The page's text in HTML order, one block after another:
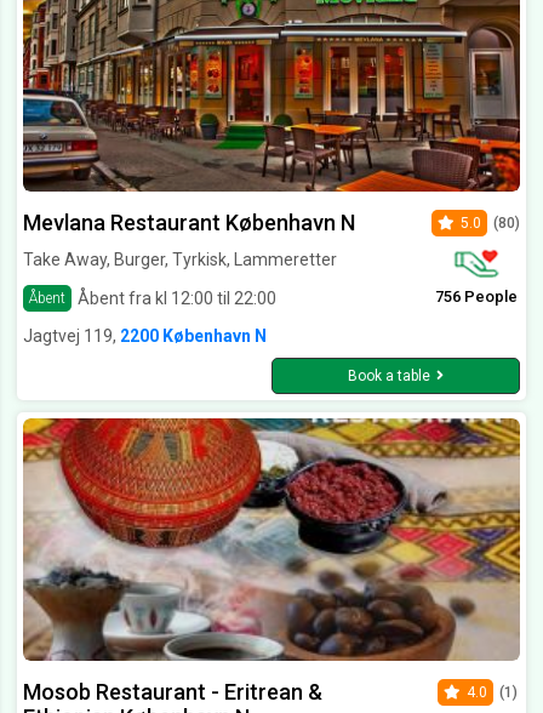
Mevlana Restaurant København N
Take Away, Burger, Tyrkisk, Lammeretter
Åbent Åbent fra kl 12:00 til 22:00
5.0 (80)
756 People
Jagtvej 119, 2200 København N
Book a table
Mosob Restaurant - Eritrean &
4.0 (1)